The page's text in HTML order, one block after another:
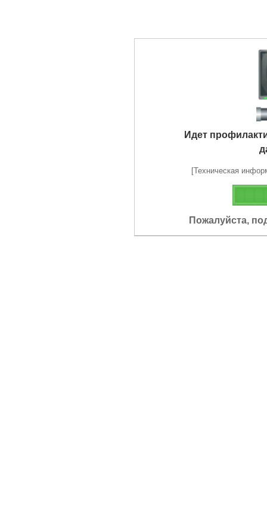
Идет
[Техническая
Пожалуйста,